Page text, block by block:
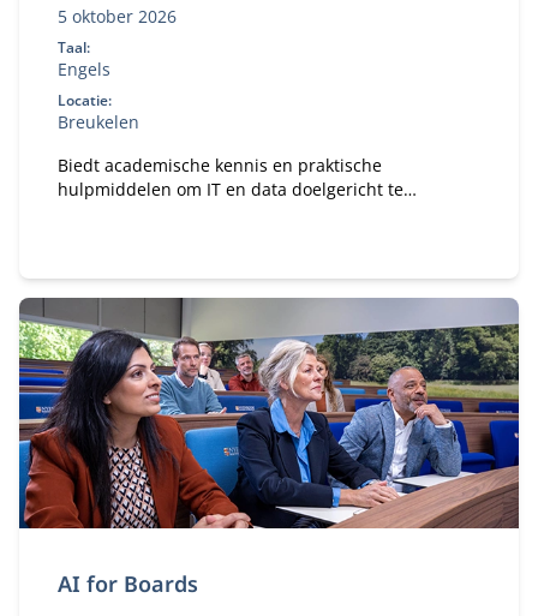
5 oktober 2026
Taal:
Engels
Locatie:
Breukelen
Biedt academische kennis en praktische
hulpmiddelen om IT en data doelgericht te
AI for Boards